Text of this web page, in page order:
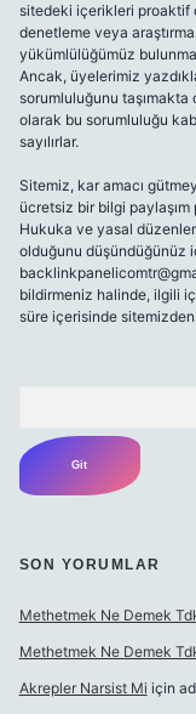
sitedeki içerikleri proaktif
denetleme veya araştırma
yükümlülüğümüz
Ancak, üyelerimiz
sorumluluğunu taşımakta
olarak bu sorumluluğu
sayılırlar.
Sitemiz, kar amacı
ücretsiz bir bilgi paylaşım
Hukuka ve yasal
olduğunu düşündüğünüz
bildirmeniz halinde, ilgili
süre içerisinde sitemizden
SON YORUMLAR
Methetmek Ne Demek
Methetmek Ne Demek
Akrepler Narsist Mi için